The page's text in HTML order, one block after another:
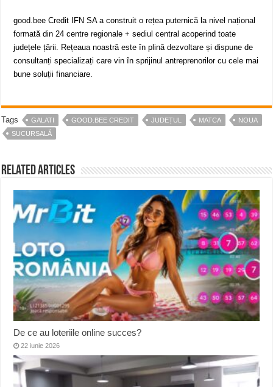
good.bee Credit IFN SA a construit o rețea puternică la nivel național
formată din 24 centre regionale + sediul central acoperind toate
județele țării. Rețeaua noastră este în plină dezvoltare și dispune de
consultanți specializați care vin în sprijinul antreprenorilor cu cele mai
bune soluții financiare.
Tags GALATI GOOD.BEE CREDIT JUDEȚUL MATCA
NOUA
SUCURSALĂ
Related Articles
De ce au loteriile online succes?
22 iunie 2026